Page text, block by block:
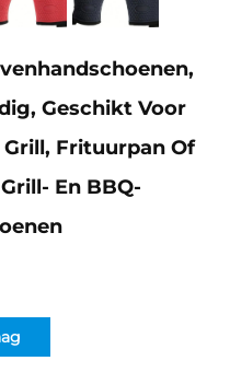
Geschikt Voor
Frituurpan Of
En BBQ-